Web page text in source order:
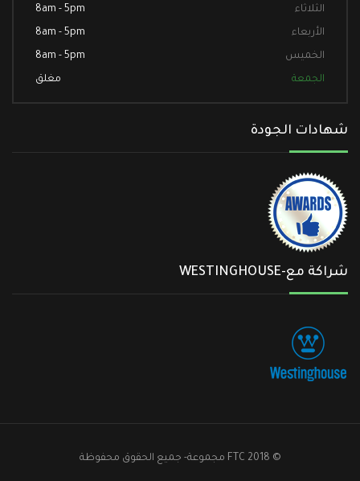
الثلاثاء 8am - 5pm
الأربعاء 8am - 5pm
الخميس 8am - 5pm
الجمعة مغلق
شهادات الجودة
شراكة مع-WESTINGHOUSE
© 2018 FTC مجموعة- جميع الحقوق محفوظة